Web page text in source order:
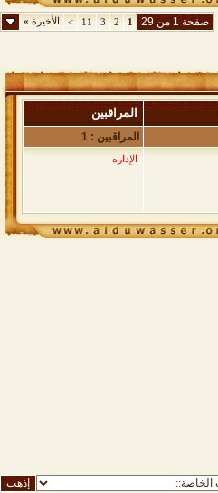
صفحة 1 من 29 1
2
3
11
> الأخيرة»
المراقبين
المراقبين : 1
الإداره